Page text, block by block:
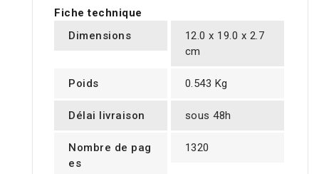
Fiche technique
Dimensions
12.0 x 19.0 x 2.7
cm
Poids 0.543 Kg
Délai livraison sous 48h
Nombre de pag
es
1320